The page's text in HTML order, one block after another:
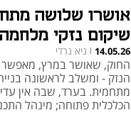
אושרו שלושה
שיקום נזקי
14.05.26
| גיא נרדי
הנזק - ומשלב לראשונה
מתחמית. בערד, שבה אין
הכלכלית פתוחה; מינהל